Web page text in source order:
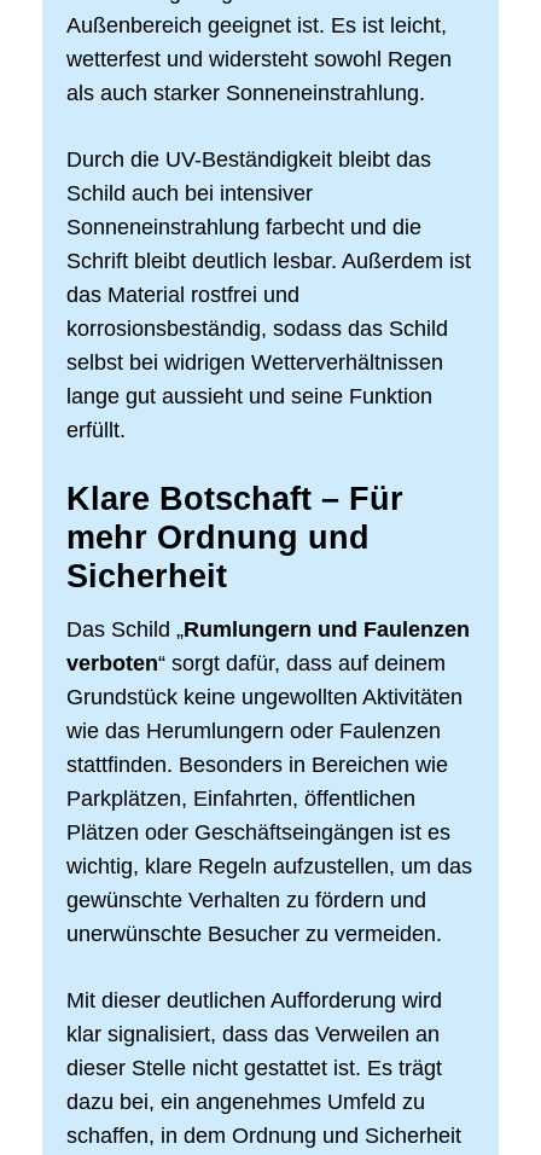
Außenbereich geeignet ist. Es ist leicht,
wetterfest und widersteht sowohl Regen
als auch starker Sonneneinstrahlung.
Durch die UV-Beständigkeit bleibt das
Schild auch bei intensiver
Sonneneinstrahlung farbecht und die
Schrift bleibt deutlich lesbar. Außerdem ist
das Material rostfrei und
korrosionsbeständig, sodass das Schild
selbst bei widrigen Wetterverhältnissen
lange gut aussieht und seine Funktion
erfüllt.
Klare Botschaft – Für
mehr Ordnung und
Sicherheit
Das Schild „Rumlungern und Faulenzen
verboten“ sorgt dafür, dass auf deinem
Grundstück keine ungewollten Aktivitäten
wie das Herumlungern oder Faulenzen
stattfinden. Besonders in Bereichen wie
Parkplätzen, Einfahrten, öffentlichen
Plätzen oder Geschäftseingängen ist es
wichtig, klare Regeln aufzustellen, um das
gewünschte Verhalten zu fördern und
unerwünschte Besucher zu vermeiden.
Mit dieser deutlichen Aufforderung wird
klar signalisiert, dass das Verweilen an
dieser Stelle nicht gestattet ist. Es trägt
dazu bei, ein angenehmes Umfeld zu
schaffen, in dem Ordnung und Sicherheit